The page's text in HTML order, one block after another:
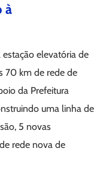
à
elevatória de
70 km de rede de
da Prefeitura
uma linha de
5 novas
rede nova de